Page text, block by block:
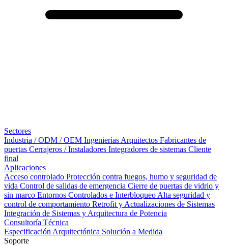
Sectores
Industria / ODM / OEM Ingenierías Arquitectos Fabricantes de
puertas Cerrajeros / Instaladores Integradores de sistemas Cliente
final
Aplicaciones
Acceso controlado Protección contra fuegos, humo y seguridad de
vida Control de salidas de emergencia Cierre de puertas de vidrio y
sin marco Entornos Controlados e Interbloqueo Alta seguridad y
control de comportamiento Retrofit y Actualizaciones de Sistemas
Integración de Sistemas y Arquitectura de Potencia
Consultoría Técnica
Especificación Arquitectónica Solución a Medida
Soporte